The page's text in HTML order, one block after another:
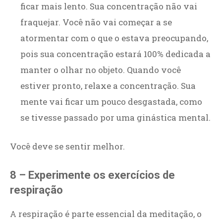
ficar mais lento. Sua concentração não vai
fraquejar. Você não vai começar a se
atormentar com o que o estava preocupando,
pois sua concentração estará 100% dedicada a
manter o olhar no objeto. Quando você
estiver pronto, relaxe a concentração. Sua
mente vai ficar um pouco desgastada, como
se tivesse passado por uma ginástica mental.
Você deve se sentir melhor.
8 – Experimente os exercícios de
respiração
A respiração é parte essencial da meditação, o